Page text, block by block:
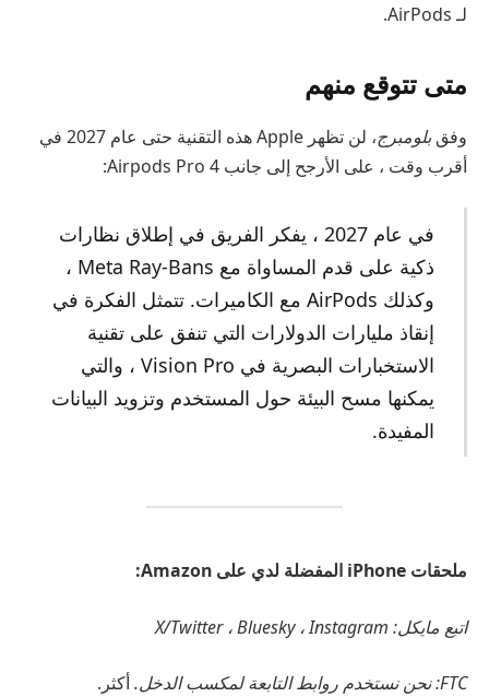
لـ AirPods.
متى تتوقع منهم
وفق بلومبرج
، لن تظهر Apple هذه التقنية حتى عام 2027 في
أقرب وقت ، على الأرجح إلى جانب Airpods Pro 4:
في عام 2027 ، يفكر الفريق في إطلاق نظارات
ذكية على قدم المساواة مع Meta Ray-Bans ،
وكذلك AirPods مع الكاميرات. تتمثل الفكرة في
إنقاذ مليارات الدولارات التي تنفق على تقنية
الاستخبارات البصرية في Vision Pro ، والتي
يمكنها مسح البيئة حول المستخدم وتزويد البيانات
المفيدة.
ملحقات iPhone المفضلة لدي على Amazon:
اتبع مايكل: X/Twitter ، Bluesky ، Instagram
FTC: نحن نستخدم روابط التابعة لمكسب الدخل. أكثر.